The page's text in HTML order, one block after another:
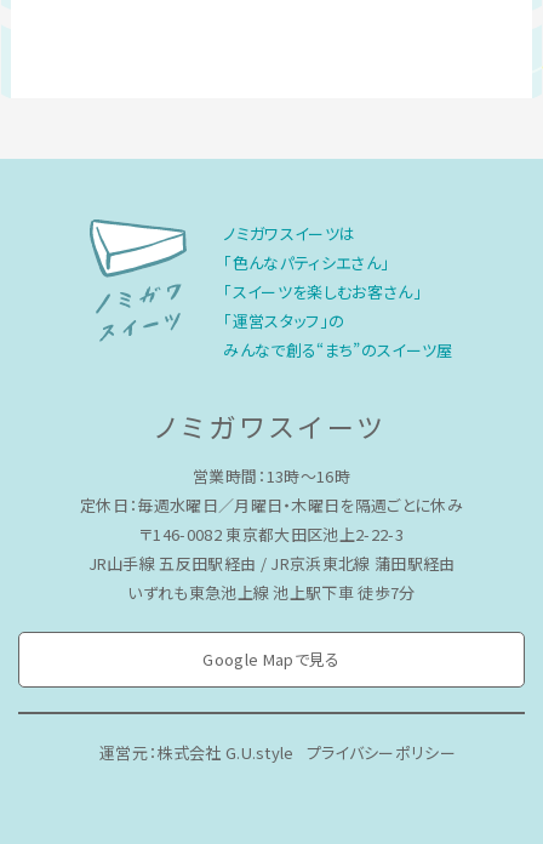
ノミガワスイーツは
「色んなパティシエさん」
「スイーツを楽しむお客さん」
「運営スタッフ」の
みんなで創る“まち”のスイーツ屋
ノミガワスイーツ
営業時間：13時〜16時
定休日：毎週水曜日／月曜日・木曜日を隔週ごとに休み
〒146-0082 東京都大田区池上2-22-3
JR山手線 五反田駅経由 / JR京浜東北線 蒲田駅経由
いずれも東急池上線 池上駅下車 徒歩7分
Google Mapで見る
運営元：株式会社 G.U.style プライバシーポリシー